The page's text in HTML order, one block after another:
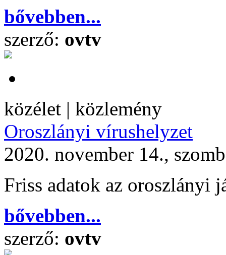
bővebben...
szerző: ovtv
közélet | közlemény
Oroszlányi vírushelyzet
2020. november 14.,
Friss adatok az oroszlányi
bővebben...
szerző: ovtv